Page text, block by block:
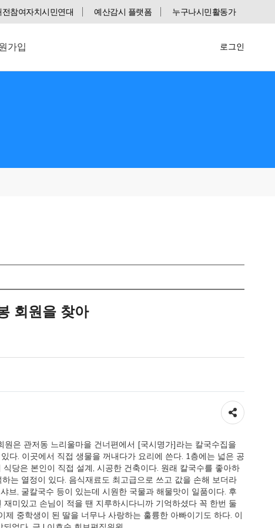
전참여자치시민연대 예산감시 플랫폼 누구나시민활동가
로그인
가입
회원을 찾아
공유하기
은 관저동 느리울마을 건너편에서 [국시명가]라는 칼국수집을
다. 이곳에서 직접 생물을 꺼내다가 요리에 쓴다. 1층에는 넓은 공
당은 본인이 직접 설계, 시공한 건축이다. 원래 칼국수를 좋아하
는 열정이 있다. 음식재료도 최고급으로 쓰고 값을 손해 보더라
브, 굴칼국수 등이 있는데 시원한 국물과 해물맛이 일품이다. 후
미있고 손님이 적을 땐 지루하시다니까 기억하셨다 꼭 한번 둘
중학생이 된 딸을 너무나 사랑하는 훌륭한 아빠이기도 하다. 이